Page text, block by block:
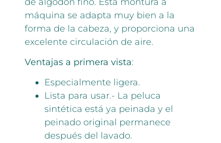
máquina se adapta muy bien a la
forma de la cabeza, y proporciona una
excelente circulación de aire.
Ventajas a primera vista:
Especialmente ligera.
Lista para usar.- La peluca
sintética está ya peinada y el
peinado original permanece
después del lavado.